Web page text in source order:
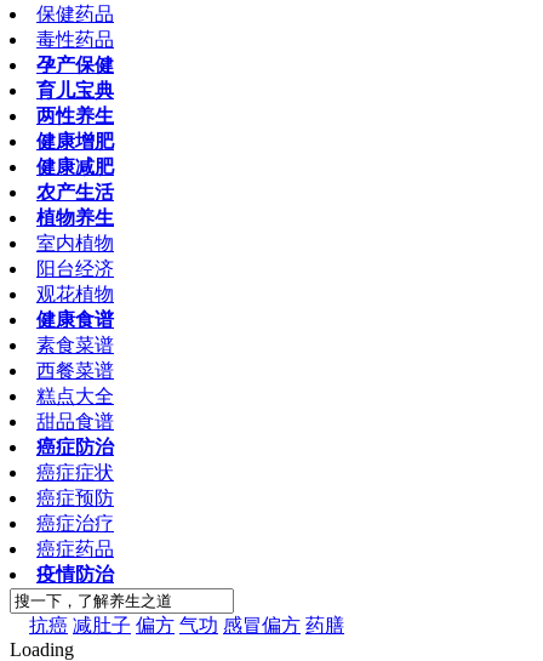
保健药品
毒性药品
孕产保健
育儿宝典
两性养生
健康增肥
健康减肥
农产生活
植物养生
室内植物
阳台经济
观花植物
健康食谱
素食菜谱
西餐菜谱
糕点大全
甜品食谱
癌症防治
癌症症状
癌症预防
癌症治疗
癌症药品
疫情防治
抗癌 减肚子 偏方 气功 感冒偏方 药膳
Loading